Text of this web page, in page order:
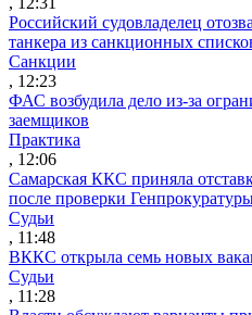
Российский судовладелец
танкера из санкционных
Санкции
, 12:23
ФАС возбудила дело из-за
заемщиков
Практика
, 12:06
Самарская ККС приняла
после проверки
Судьи
, 11:48
ВККС открыла семь новых
Судьи
, 11:28